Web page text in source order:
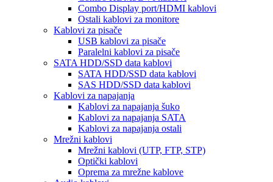
Combo Display port/HDMI kablovi
Ostali kablovi za monitore
Kablovi za pisače
USB kablovi za pisače
Paralelni kablovi za pisače
SATA HDD/SSD data kablovi
SATA HDD/SSD data kablovi
SAS HDD/SSD data kablovi
Kablovi za napajanja
Kablovi za napajanja šuko
Kablovi za napajanja SATA
Kablovi za napajanja ostali
Mrežni kablovi
Mrežni kablovi (UTP, FTP, STP)
Optički kablovi
Oprema za mrežne kablove